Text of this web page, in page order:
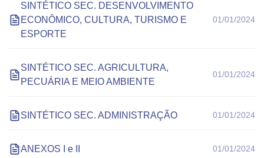
SINTÉTICO SEC. DESENVOLVIMENTO
ECONÔMICO, CULTURA, TURISMO E
ESPORTE
01/01/2024
SINTÉTICO SEC. AGRICULTURA,
PECUÁRIA E MEIO AMBIENTE
01/01/2024
SINTÉTICO SEC. ADMINISTRAÇÃO 01/01/2024
ANEXOS I e II 01/01/2024